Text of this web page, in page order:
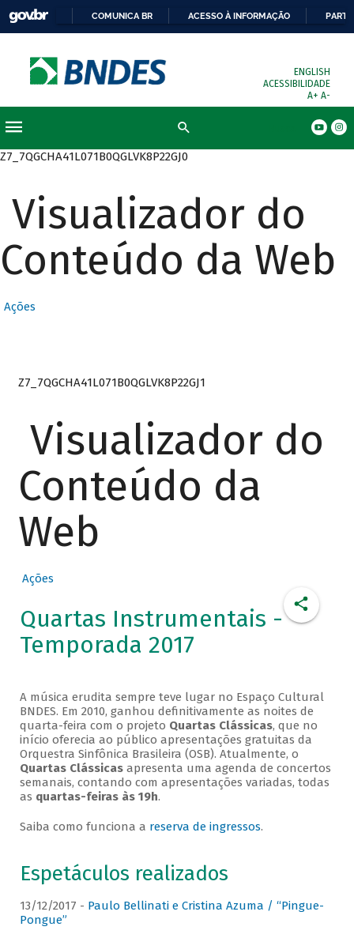
COMUNICA BR ACESSO À INFORMAÇÃO
ENGLISH
ACESSIBILIDADE
A+ A-
Z7_7QGCHA41L071B0QGLVK8P22GJ0
Visualizador do
Conteúdo da Web
Ações
Z7_7QGCHA41L071B0QGLVK8P22GJ1
Visualizador do
Conteúdo da
Web
Ações
Quartas Instrumentais -
Temporada 2017
A música erudita sempre teve lugar no Espaço Cultural
BNDES. Em 2010, ganhou definitivamente as noites de
quarta-feira com o projeto Quartas Clássicas, que no
início oferecia ao público apresentações gratuitas da
Orquestra Sinfônica Brasileira (OSB). Atualmente, o
Quartas Clássicasapresenta uma agenda de concertos
semanais, contando com apresentações variadas, todas
as quartas-feiras às 19h.
Saiba como funciona a reserva de ingressos.
Espetáculos realizados
13/12/2017 - Paulo Bellinati e Cristina Azuma / “Pingue-
Pongue”